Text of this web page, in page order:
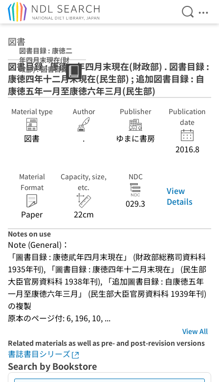
Open
図書
図書目録 : 康徳二
年四月末現在(財
政部) . 図書目録 :
康徳四年十二月末
現在(民生部) ; 追
加図書目録 : 自康
六年三月(民生部)
図書目録 : 康徳二年四月末現在(財政部) . 図書目録 :
康徳四年十二月末現在(民生部) ; 追加図書目録 : 自
康徳五年一月至康徳六年三月(民生部)
Material type
図書
Author
.
Publisher
ゆまに書房
Publication
date
2016.8
Material
Format
Paper
Capacity, size,
etc.
22cm
NDC
029.3
View
Details
Notes on use
Note (General)：
「圖書目録 : 康徳貮年四月末現在」 (財政部総務司資料科
1935年刊), 「圖書目録 : 康徳四年十二月末現在」 (民生部
大臣官房資料科 1938年刊), 「追加圖書目録 : 自康徳五年
一月至康徳六年三月」 (民生部大臣官房資料科 1939年刊)
の複製
原本のページ付: 6, 196, 10, ...
View All
Related materials as well as pre- and post-revision versions
書誌書目シリーズ
Search by Bookstore